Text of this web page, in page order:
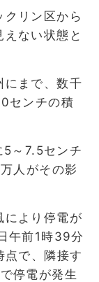
クリン区から
ない状態と
にまで、数千
センチの積
5～7.5センチ
人がその影
により停電が
午前1時39分
点で、隣接す
停電が発生